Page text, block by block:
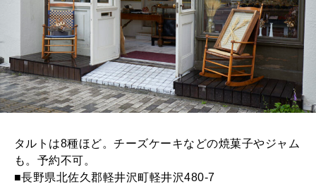
タルトは8種ほど。チーズケーキなどの焼菓子やジャム
も。予約不可。
■長野県北佐久郡軽井沢町軽井沢480-7